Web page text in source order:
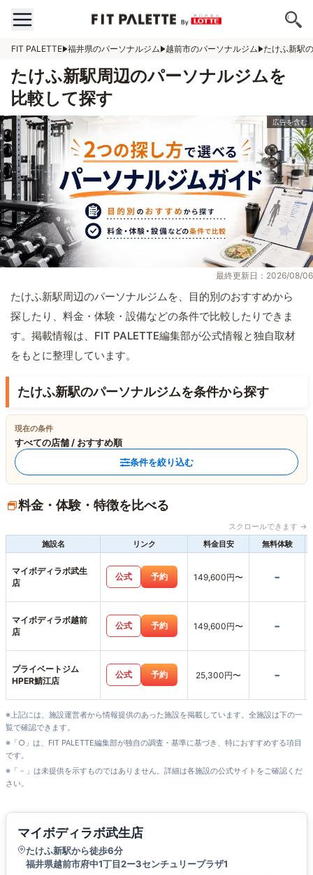
FIT PALETTE 福井県のパーソナルジム 越前市のパーソナルジム たけふ新駅
たけふ新駅周辺のパーソナルジムを
比較して探す
最終更新日：2026/08/06
たけふ新駅周辺のパーソナルジムを、目的別のおすすめから
探したり、料金・体験・設備などの条件で比較したりできま
す。掲載情報は、FIT PALETTE編集部が公式情報と独自取材
をもとに整理しています。
たけふ新駅のパーソナルジムを条件から探す
現在の条件
すべての店舗 / おすすめ順
条件を絞り込む
料金・体験・特徴を比べる
スクロールできます →
施設名
リンク 料金目安 無料体験
マイボディラボ武生
店
公式 予約 149,600円〜 -
マイボディラボ越前
店
公式 予約 149,600円〜 -
プライベートジム
HPER鯖江店
公式 予約 25,300円〜 -
※上記には、施設運営者から情報提供のあった施設を掲載しています。全施設は下の一
覧で確認できます。
※「○」は、FIT PALETTE編集部が独自の調査・基準に基づき、特におすすめする項目
です。
※「－」は未提供を示すものではありません。詳細は各施設の公式サイトをご確認くだ
さい。
マイボディラボ武生店
たけふ新駅から徒歩6分
福井県越前市府中1丁目2ー3センチュリープラザ1